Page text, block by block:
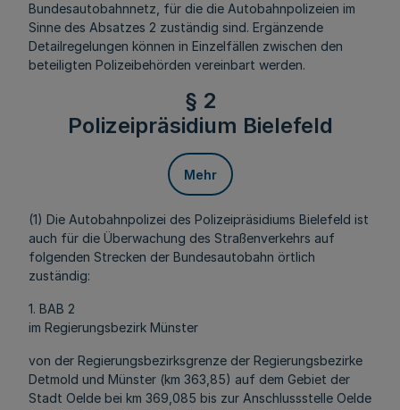
Bundesautobahnnetz, für die die Autobahnpolizeien im
Sinne des Absatzes 2 zuständig sind. Ergänzende
Detailregelungen können in Einzelfällen zwischen den
beteiligten Polizeibehörden vereinbart werden.
§ 2
Polizeipräsidium Bielefeld
Mehr
(1) Die Autobahnpolizei des Polizeipräsidiums Bielefeld ist
auch für die Überwachung des Straßenverkehrs auf
folgenden Strecken der Bundesautobahn örtlich
zuständig:
1. BAB 2
im Regierungsbezirk Münster
von der Regierungsbezirksgrenze der Regierungsbezirke
Detmold und Münster (km 363,85) auf dem Gebiet der
Stadt Oelde bei km 369,085 bis zur Anschlussstelle Oelde